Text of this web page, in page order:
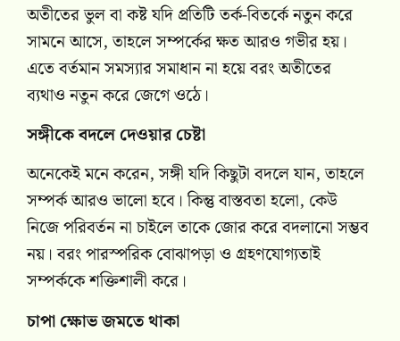
অতীতের ভুল বা কষ্ট যদি প্রতিটি তর্ক-বিতর্কে নতুন করে
সামনে আসে, তাহলে সম্পর্কের ক্ষত আরও গভীর হয়।
এতে বর্তমান সমস্যার সমাধান না হয়ে বরং অতীতের
ব্যথাও নতুন করে জেগে ওঠে।
সঙ্গীকে বদলে দেওয়ার চেষ্টা
অনেকেই মনে করেন, সঙ্গী যদি কিছুটা বদলে যান, তাহলে
সম্পর্ক আরও ভালো হবে। কিন্তু বাস্তবতা হলো, কেউ
নিজে পরিবর্তন না চাইলে তাকে জোর করে বদলানো সম্ভব
নয়। বরং পারস্পরিক বোঝাপড়া ও গ্রহণযোগ্যতাই
সম্পর্ককে শক্তিশালী করে।
চাপা ক্ষোভ জমতে থাকা